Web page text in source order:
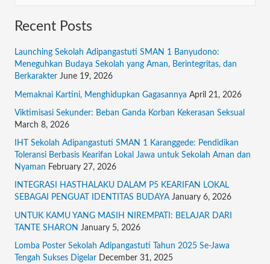
a
c
h
f
o
r
Recent Posts
Launching Sekolah Adipangastuti SMAN 1 Banyudono:
Meneguhkan Budaya Sekolah yang Aman, Berintegritas, dan
Berkarakter June 19, 2026
Memaknai Kartini, Menghidupkan Gagasannya April 21, 2026
Viktimisasi Sekunder: Beban Ganda Korban Kekerasan Seksual
March 8, 2026
IHT Sekolah Adipangastuti SMAN 1 Karanggede: Pendidikan
Toleransi Berbasis Kearifan Lokal Jawa untuk Sekolah Aman dan
Nyaman February 27, 2026
INTEGRASI HASTHALAKU DALAM P5 KEARIFAN LOKAL
SEBAGAI PENGUAT IDENTITAS BUDAYA January 6, 2026
UNTUK KAMU YANG MASIH NIREMPATI: BELAJAR DARI
TANTE SHARON January 5, 2026
Lomba Poster Sekolah Adipangastuti Tahun 2025 Se-Jawa
Tengah Sukses Digelar December 31, 2025